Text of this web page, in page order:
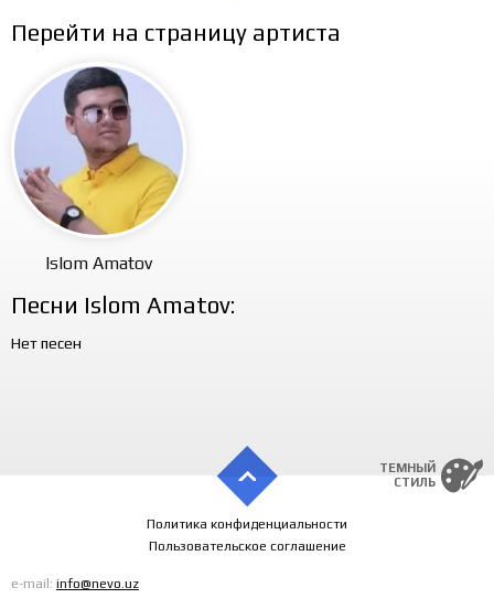
Перейти на страницу артиста
Islom Amatov
Песни Islom Amatov:
Нет песен
ТЕМНЫЙ
СТИЛЬ
Политика конфиденциальности
Пользовательское соглашение
e-mail: info@nevo.uz